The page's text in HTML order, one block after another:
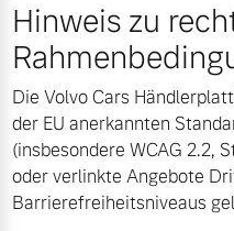
Hinweis zu
Die Volvo Cars
der EU anerkannten
(insbesondere WCAG 2.2,
oder verlinkte Angebote
Barrierefreiheitsniveaus